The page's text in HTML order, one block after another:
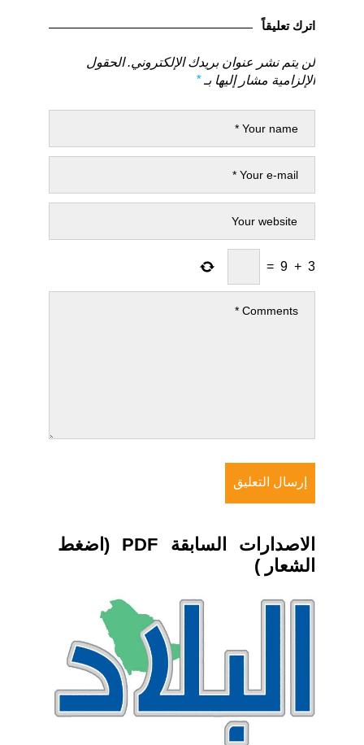
السابق
اترك تعليقاً
لن يتم نشر عنوان بريدك الإلكتروني. الحقول
الإلزامية مشار إليها بـ*
3
+
9
=
الاصدارات السابقة PDF (اضغط
الشعار )